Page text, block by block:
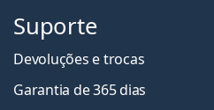
Suporte
Devoluções e trocas
Garantia de 365 dias